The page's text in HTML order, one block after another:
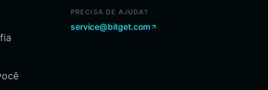
PRECISA DE AJUDA?
service@bitget.com